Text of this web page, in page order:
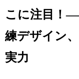
こに注目！
練デザイン
実力